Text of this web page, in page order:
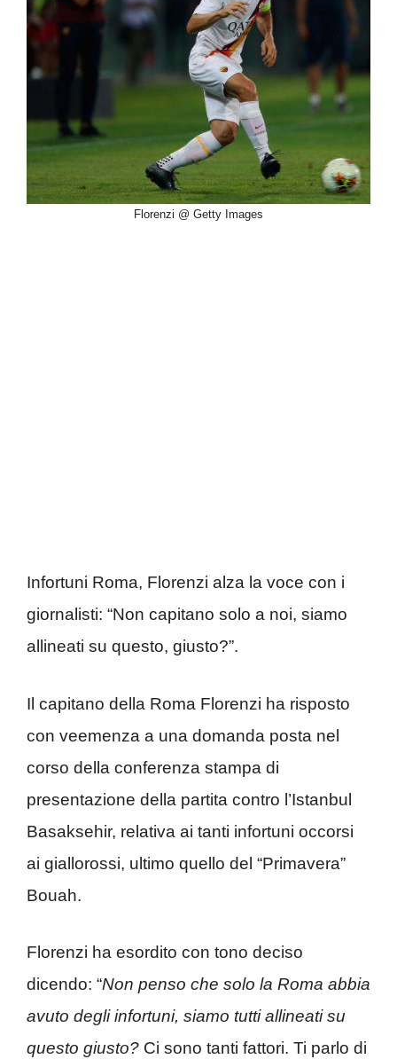
Florenzi @ Getty Images
Infortuni Roma, Florenzi alza la voce con i
giornalisti: “Non capitano solo a noi, siamo
allineati su questo, giusto?”.
Il capitano della Roma Florenzi ha risposto
con veemenza a una domanda posta nel
corso della conferenza stampa di
presentazione della partita contro l’Istanbul
Basaksehir, relativa ai tanti infortuni occorsi
ai giallorossi, ultimo quello del “Primavera”
Bouah.
Florenzi ha esordito con tono deciso
dicendo: “Non penso che solo la Roma abbia
avuto degli infortuni, siamo tutti allineati su
questo giusto? Ci sono tanti fattori. Ti parlo di